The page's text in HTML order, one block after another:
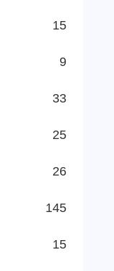
15
9
33
25
26
145
15